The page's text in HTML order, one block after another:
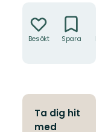
Besökt Spara
Ta dig hit
med